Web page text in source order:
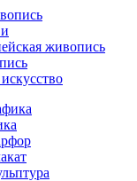
живопись